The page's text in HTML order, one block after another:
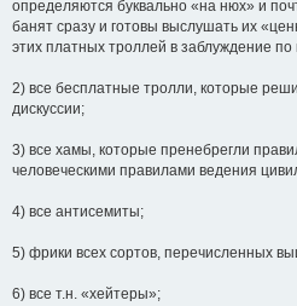
определяются буквально «на нюх» и
банят сразу и готовы выслушать их
этих платных троллей в заблуждение
2) все бесплатные тролли, которые
дискуссии;
3) все хамы, которые пренебрегли
человеческими правилами ведения
4) все антисемиты;
5) фрики всех сортов, перечисленных
6) все т.н. «хейтеры»;